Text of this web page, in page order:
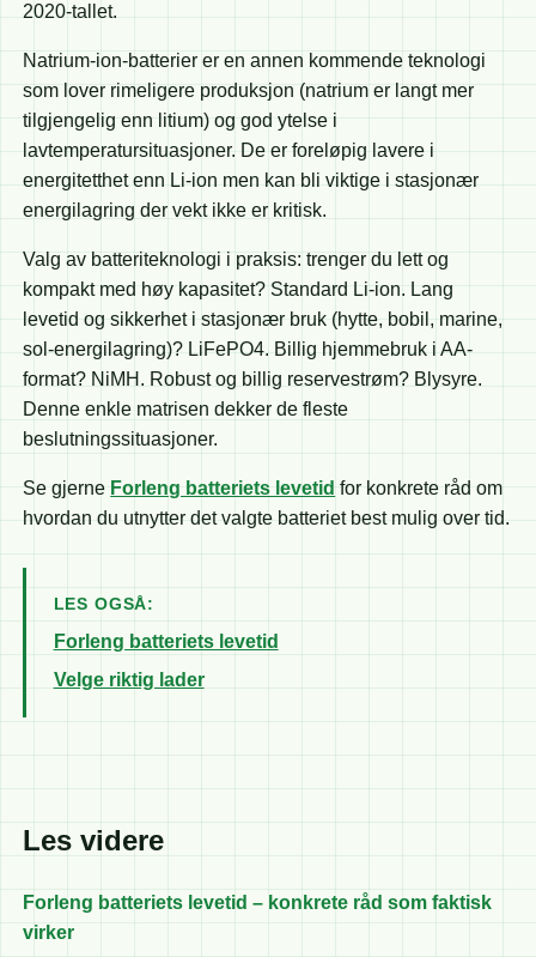
2020-tallet.
Natrium-ion-batterier er en annen kommende teknologi
som lover rimeligere produksjon (natrium er langt mer
tilgjengelig enn litium) og god ytelse i
lavtemperatursituasjoner. De er foreløpig lavere i
energitetthet enn Li-ion men kan bli viktige i stasjonær
energilagring der vekt ikke er kritisk.
Valg av batteriteknologi i praksis: trenger du lett og
kompakt med høy kapasitet? Standard Li-ion. Lang
levetid og sikkerhet i stasjonær bruk (hytte, bobil, marine,
sol-energilagring)? LiFePO4. Billig hjemmebruk i AA-
format? NiMH. Robust og billig reservestrøm? Blysyre.
Denne enkle matrisen dekker de fleste
beslutningssituasjoner.
Se gjerne Forleng batteriets levetid for konkrete råd om
hvordan du utnytter det valgte batteriet best mulig over tid.
LES OGSÅ:
Forleng batteriets levetid
Velge riktig lader
Les videre
Forleng batteriets levetid – konkrete råd som faktisk
virker